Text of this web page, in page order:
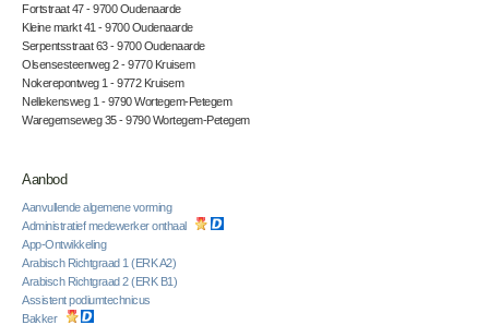
Fortstraat 47 - 9700 Oudenaarde
Kleine markt 41 - 9700 Oudenaarde
Serpentsstraat 63 - 9700 Oudenaarde
Olsensesteenweg 2 - 9770 Kruisem
Nokerepontweg 1 - 9772 Kruisem
Nellekensweg 1 - 9790 Wortegem-Petegem
Waregemseweg 35 - 9790 Wortegem-Petegem
Aanbod
Aanvullende algemene vorming
Administratief medewerker onthaal
App-Ontwikkeling
Arabisch Richtgraad 1 (ERK A2)
Arabisch Richtgraad 2 (ERK B1)
Assistent podiumtechnicus
Bakker